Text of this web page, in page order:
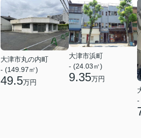
大津市丸の内町
- (149.97㎡)
49.5万円
大津市浜町
- (24.03㎡)
9.35万円
-